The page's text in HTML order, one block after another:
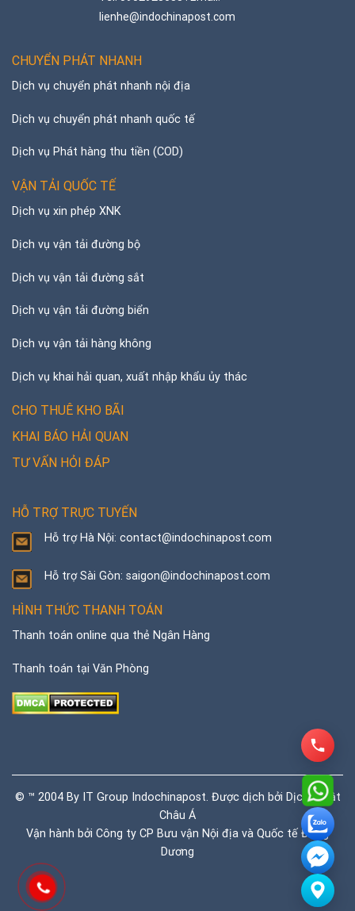
lienhe@indochinapost.com
CHUYỂN PHÁT NHANH
Dịch vụ chuyển phát nhanh nội địa
Dịch vụ chuyển phát nhanh quốc tế
Dịch vụ Phát hàng thu tiền (COD)
VẬN TẢI QUỐC TẾ
Dịch vụ xin phép XNK
Dịch vụ vận tải đường bộ
Dịch vụ vận tải đường sắt
Dịch vụ vận tải đường biển
Dịch vụ vận tải hàng không
Dịch vụ khai hải quan, xuất nhập khẩu ủy thác
CHO THUÊ KHO BÃI
KHAI BÁO HẢI QUAN
TƯ VẤN HỎI ĐÁP
HỖ TRỢ TRỰC TUYẾN
Hỗ trợ Hà Nội: contact@indochinapost.com
Hỗ trợ Sài Gòn: saigon@indochinapost.com
HÌNH THỨC THANH TOÁN
Thanh toán online qua thẻ Ngân Hàng
Thanh toán tại Văn Phòng
© ™ 2004 By IT Group Indochinapost. Được dịch bởi Dịch thuật
Châu Á
Vận hành bởi Công ty CP Bưu vận Nội địa và Quốc tế Đông
Dương